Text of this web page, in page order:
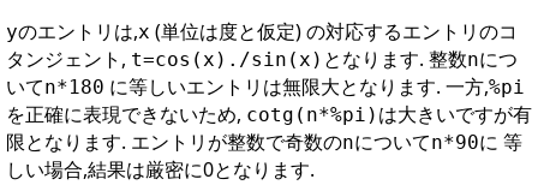
yのエントリは,x (単位は度と仮定) の対応するエントリのコ
タンジェント, t=cos(x)./sin(x) となります. 整数nにつ
いてn*180 に等しいエントリは無限大となります. 一方,%pi
を正確に表現できないため, cotg(n*%pi) は大きいですが有
限となります. エントリが整数で奇数のnについてn*90に 等
しい場合,結果は厳密に0となります.